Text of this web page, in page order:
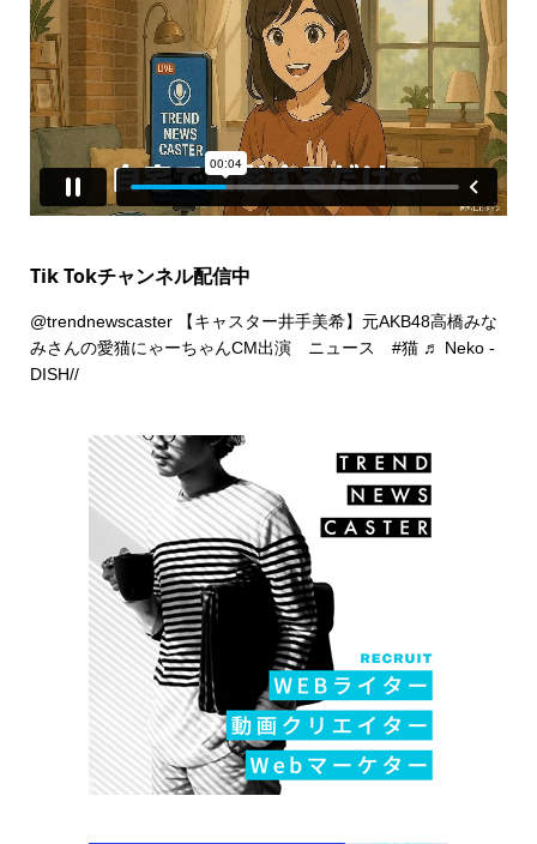
Tik Tokチャンネル配信中
@trendnewscaster【キャスター井手美希】元AKB48高橋みな
みさんの愛猫にゃーちゃんCM出演 ニュース #猫 ♬ Neko -
DISH//